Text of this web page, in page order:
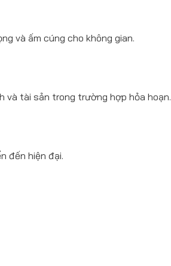
và ấm cúng cho không gian.
và tài sản trong trường hợp hỏa hoạn.
đến hiện đại.